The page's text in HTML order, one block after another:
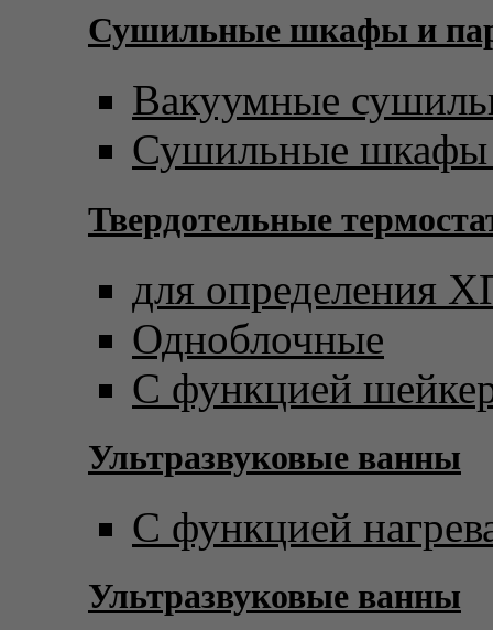
Сушильные шкафы и
Вакуумные
Сушильные шкафы
Твердотельные
для определения
Одноблочные
С функцией
Ультразвуковые ванны
С функцией
Ультразвуковые ванны